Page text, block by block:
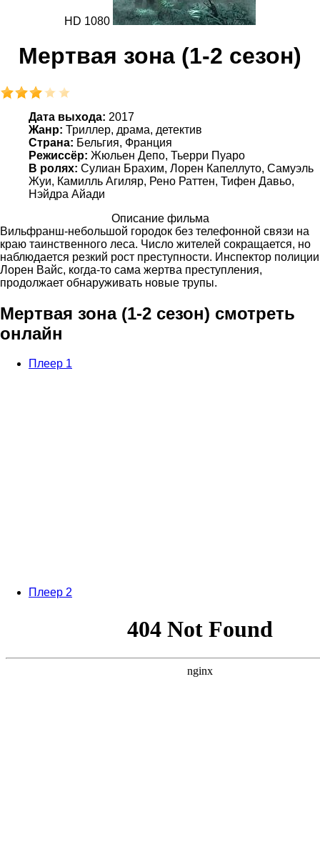
HD 1080
Мертвая зона (1-2 сезон)
Дата выхода: 2017
Жанр: Триллер, драма, детектив
Страна: Бельгия, Франция
Режиссёр: Жюльен Депо, Тьерри Пуаро
В ролях: Сулиан Брахим, Лорен Капеллуто, Самуэль
Жуи, Камилль Агиляр, Рено Раттен, Тифен Давьо,
Нэйдра Айади
Описание фильма
Вильфранш-небольшой городок без телефонной связи на
краю таинственного леса. Число жителей сокращается, но
наблюдается резкий рост преступности. Инспектор полиции
Лорен Вайс, когда-то сама жертва преступления,
продолжает обнаруживать новые трупы.
Мертвая зона (1-2 сезон) смотреть
онлайн
Плеер 1
Плеер 2